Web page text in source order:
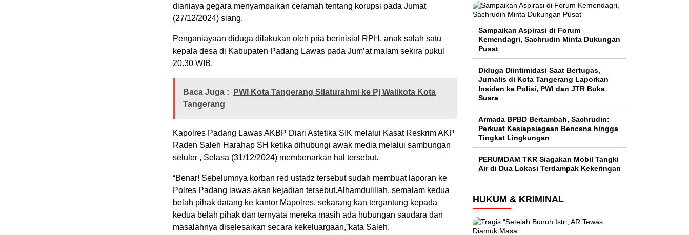
dianiaya gegara menyampaikan ceramah tentang korupsi pada Jumat
(27/12/2024) siang.
Penganiayaan diduga dilakukan oleh pria berinisial RPH, anak salah satu
kepala desa di Kabupaten Padang Lawas pada Jum’at malam sekira pukul
20.30 WIB.
Baca Juga :
PWI Kota Tangerang Silaturahmi ke Pj Walikota Kota
Tangerang
Kapolres Padang Lawas AKBP Diari Astetika SIK melalui Kasat Reskrim AKP
Raden Saleh Harahap SH ketika dihubungi awak media melalui sambungan
seluler , Selasa (31/12/2024) membenarkan hal tersebut.
“Benar! Sebelumnya korban red ustadz tersebut sudah membuat laporan ke
Polres Padang lawas akan kejadian tersebut.Alhamdulillah, semalam kedua
belah pihak datang ke kantor Mapolres, sekarang kan tergantung kepada
kedua belah pihak dan ternyata mereka masih ada hubungan saudara dan
masalahnya diselesaikan secara kekeluargaan,”kata Saleh.
Sampaikan Aspirasi di Forum
Kemendagri, Sachrudin Minta Dukungan
Pusat
Diduga Diintimidasi Saat Bertugas,
Jurnalis di Kota Tangerang Laporkan
Insiden ke Polisi, PWI dan JTR Buka
Suara
Armada BPBD Bertambah, Sachrudin:
Perkuat Kesiapsiagaan Bencana hingga
Tingkat Lingkungan
PERUMDAM TKR Siagakan Mobil Tangki
Air di Dua Lokasi Terdampak Kekeringan
HUKUM & KRIMINAL